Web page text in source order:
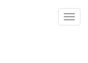
Toggle